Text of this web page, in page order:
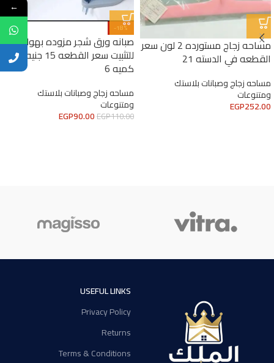
مساحه زجاج مستورده 2 لون سعر
القطعه في الدسته 21
مساحه زجاج وصبانات بلاستك
ومتنوعات
EGP252.00
-18%
صبانه ورق شجر مزوده بهوك
للتثبيت سعر القطعه 15 جنيه اقل
كميه 6
مساحه زجاج وصبانات بلاستك
ومتنوعات
EGP110.00
EGP90.00
USEFUL LINKS
Privacy Policy
Returns
Terms & Conditions
←